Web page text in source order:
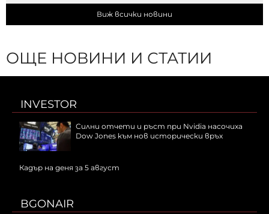
Виж всички новини
ОЩЕ НОВИНИ И СТАТИИ
INVESTOR
Силни отчети и ръст при Nvidia насочиха
Dow Jones към нов исторически връх
Кадър на деня за 5 август
BGONAIR